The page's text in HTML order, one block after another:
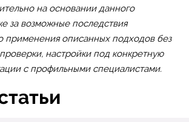
на основании данного
за возможные последствия
применения описанных подходов без
настройки под конкретную
с профильными специалистами.